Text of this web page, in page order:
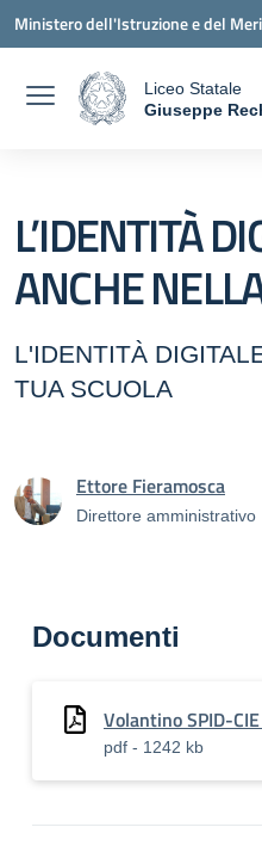
Ministero dell'Istruzione e del
Liceo Statale
Giuseppe
L’IDENTITÀ
ANCHE
L'IDENTITÀ
TUA SCUOLA
Ettore Fieramosca
Direttore amministrativo
Documenti
Volantino SPID-
pdf - 1242 kb